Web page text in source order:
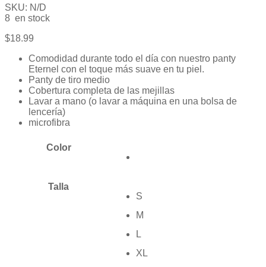
con
0
de
5
SKU: N/D
8 en stock
$18.99
Comodidad durante todo el día con nuestro panty
Eternel con el toque más suave en tu piel.
Panty de tiro medio
Cobertura completa de las mejillas
Lavar a mano (o lavar a máquina en una bolsa de
lencería)
microfibra
Color
Talla
S
M
L
XL